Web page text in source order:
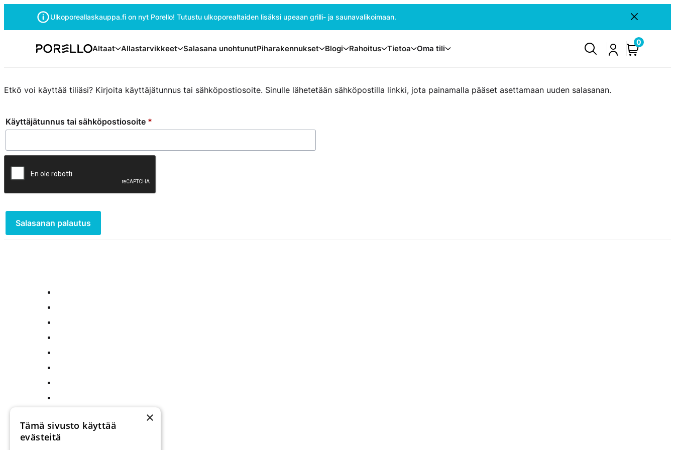
Ulkoporeallaskauppa.fi on nyt Porello! Tutustu ulkoporealtaiden lisäksi upeaan grilli- ja saunavalikoimaan.
Sulje
Porello Altaat Allastarvikkeet Salasana unohtunutPiharakennukset Blogi Rahoitus Tietoa Oma tili
0
Etkö voi käyttää tiliäsi? Kirjoita käyttäjätunnus tai sähköpostiosoite. Sinulle lähetetään sähköpostilla linkki, jota painamalla pääset asettamaan uuden salasanan.
Käyttäjätunnus tai sähköpostiosoite *
Salasanan palautus
×
Tämä sivusto käyttää
evästeitä